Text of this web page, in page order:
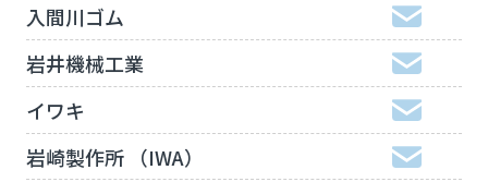
入間川ゴム
岩井機械工業
イワキ
岩崎製作所 （IWA）